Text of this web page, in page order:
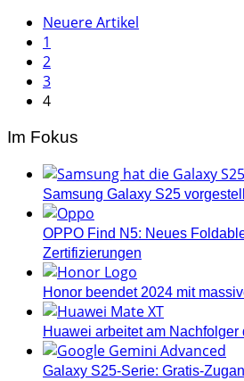
Seitennummerierung
der
Beiträge
Neuere Artikel
1
2
3
4
Im Fokus
Samsung Galaxy S25
OPPO Find N5: Neues
Zertifizierungen
Honor beendet 2024 mit
Huawei arbeitet am Nachfolger
Galaxy S25-Serie: Gratis-